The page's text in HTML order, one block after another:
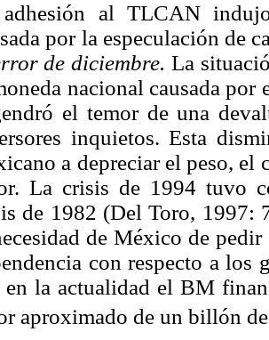
al TLCAN
por la especulación de
de diciembre. La
nacional causada
el temor de una
inquietos. Esta
a depreciar el peso, el
La crisis de 1994 tuvo
de 1982 (Del Toro, 1997:
de México de
con respecto a los
en la actualidad el BM
aproximado de un billón